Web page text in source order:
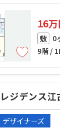
16
敷 0
9階 /
ジデンス江
デザイナーズ